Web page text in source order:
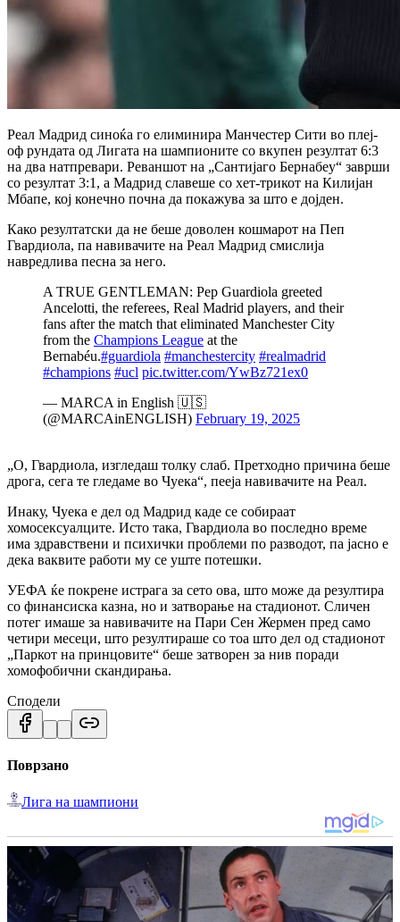
Реал Мадрид синоќа го елиминира Манчестер Сити во плеј-
оф рундата од Лигата на шампионите со вкупен резултат 6:3
на два натпревари. Реваншот на „Сантијаго Бернабеу“ заврши
со резултат 3:1, а Мадрид славеше со хет-трикот на Килијан
Мбапе, кој конечно почна да покажува за што е дојден.
Како резултатски да не беше доволен кошмарот на Пеп
Гвардиола, па навивачите на Реал Мадрид смислија
навредлива песна за него.
A TRUE GENTLEMAN: Pep Guardiola greeted
Ancelotti, the referees, Real Madrid players, and their
fans after the match that eliminated Manchester City
from the Champions League at the
Bernabéu.#guardiola #manchestercity #realmadrid
#champions #ucl pic.twitter.com/YwBz721ex0
— MARCA in English 🇺🇸
(@MARCAinENGLISH) February 19, 2025
„О, Гвардиола, изгледаш толку слаб. Претходно причина беше
дрога, сега те гледаме во Чуека“, пееја навивачите на Реал.
Инаку, Чуека е дел од Мадрид каде се собираат
хомосексуалците. Исто така, Гвардиола во последно време
има здравствени и психички проблеми по разводот, па јасно е
дека ваквите работи му се уште потешки.
УЕФА ќе покрене истрага за сето ова, што може да резултира
со финансиска казна, но и затворање на стадионот. Сличен
потег имаше за навивачите на Пари Сен Жермен пред само
четири месеци, што резултираше со тоа што дел од стадионот
„Паркот на принцовите“ беше затворен за нив поради
хомофобични скандирања.
Сподели
Поврзано
Лига на шампиони